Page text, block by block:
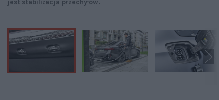
jest stabilizacja przechyłów.